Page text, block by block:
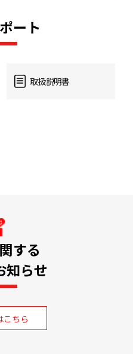
ート
取扱説明書
する
知らせ
こちら